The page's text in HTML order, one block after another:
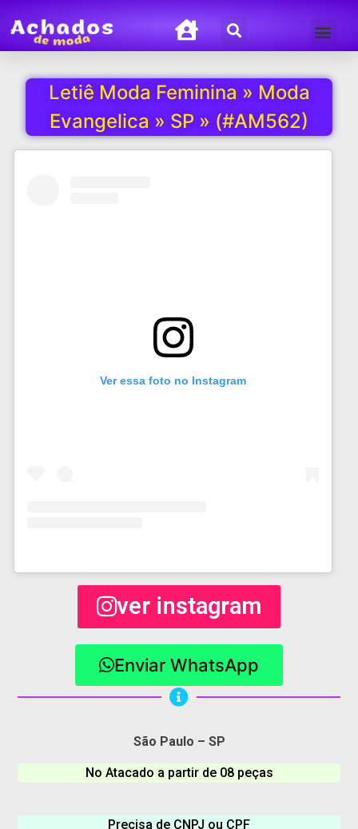
Letiê Moda Feminina » Moda
Evangelica » SP » (#AM562)
Ver essa foto no Instagram
ver instagram
Enviar WhatsApp
São Paulo – SP
No Atacado a partir de 08 peças
Precisa de CNPJ ou CPF